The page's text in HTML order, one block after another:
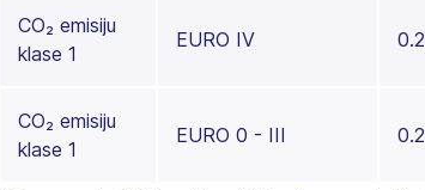
CO₂ emisiju
klase 1
EURO IV
CO₂ emisiju
klase 1
EURO 0 - III